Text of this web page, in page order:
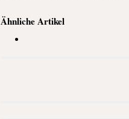
Ähnliche Artikel